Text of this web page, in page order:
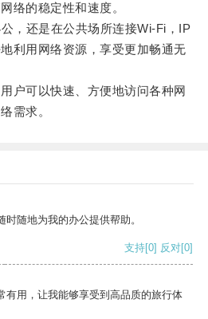
络的稳定性和速度。
还是在公共场所连接Wi-Fi，IP
利用网络资源，享受更加畅通无
可以快速、方便地访问各种网
需求。
随地为我的办公提供帮助。
支持[0] 反对[0]
有用，让我能够享受到高品质的旅行体